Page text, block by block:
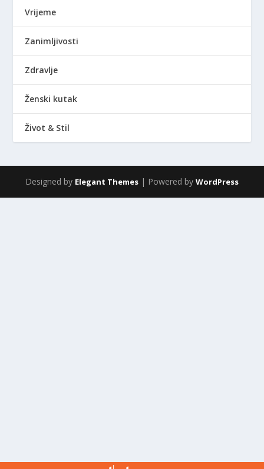
Vrijeme
Zanimljivosti
Zdravlje
Ženski kutak
Život & Stil
Designed by Elegant Themes | Powered by WordPress